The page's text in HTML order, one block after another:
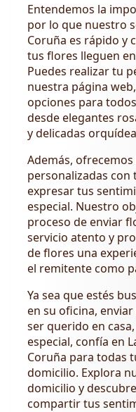
Entendemos la
por lo que nuestro
Coruña es rápido y
tus flores lleguen
Puedes realizar tu
nuestra página
opciones para
desde elegantes
y delicadas
Además,
personalizadas
expresar tus
especial. Nuestro
proceso de enviar
servicio atento y
de flores una
el remitente como
Ya sea que estés
en su oficina,
ser querido en
especial, confía en
Coruña para todas
domicilio. Explora
domicilio y
compartir tus